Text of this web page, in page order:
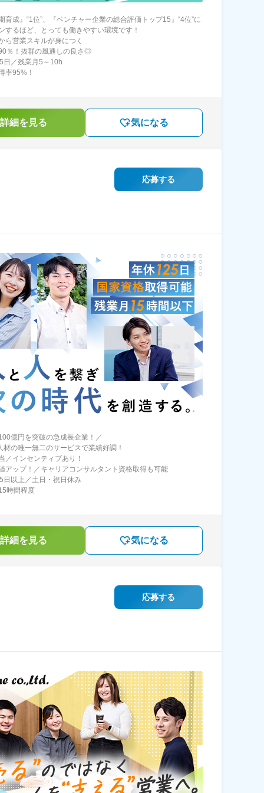
育成』“1位”、『ベンチャー企業の総合評価トップ15』“4位”に
するほど、とっても働きやすい環境です！
ら営業スキルが身につく
％！抜群の風通しの良さ◎
／残業月5～10h
率95%！
細を見る 気になる
応募する
億円を突破の急成長企業！／
の唯一無二のサービスで業績好調！
／インセンティブあり！
アップ！／キャリアコンサルタント資格取得も可能
以上／土日・祝日休み
時間程度
細を見る 気になる
応募する